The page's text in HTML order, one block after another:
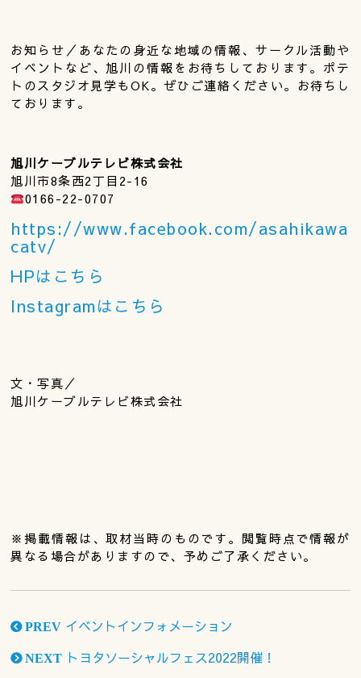
お知らせ／あなたの身近な地域の情報、サークル活動や
イベントなど、旭川の情報をお待ちしております。ポテ
トのスタジオ見学もOK。ぜひご連絡ください。お待ちし
ております。
旭川ケーブルテレビ株式会社
旭川市8条西2丁目2-16
0166-22-0707
https://www.facebook.com/asahikawa
catv/
HPはこちら
Instagramはこちら
文・写真／
旭川ケーブルテレビ株式会社
※掲載情報は、取材当時のものです。閲覧時点で情報が
異なる場合がありますので、予めご了承ください。
PREV イベントインフォメーション
NEXT トヨタソーシャルフェス2022開催！